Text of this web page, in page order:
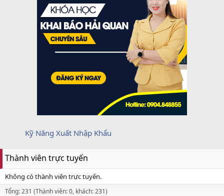
Kỹ Năng Xuất Nhập Khẩu
Thành viên trực tuyến
Không có thành viên trực tuyến.
Tổng: 231 (Thành viên: 0, khách: 231)